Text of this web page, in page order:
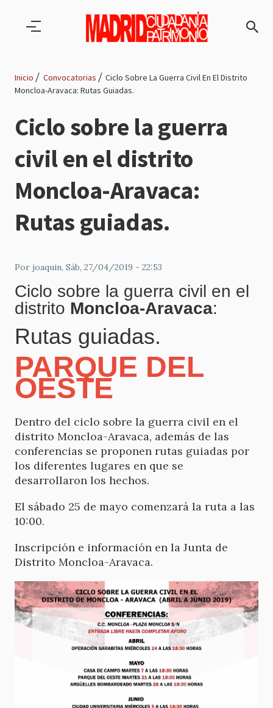
de
navegación
Inicio Convocatorias
Ciclo Sobre La Guerra Civil En El Distrito
Moncloa-Aravaca: Rutas Guiadas.
Ciclo sobre la guerra
civil en el distrito
Moncloa-Aravaca:
Rutas guiadas.
Por joaquin, Sáb, 27/04/2019 - 22:53
Ciclo sobre la guerra civil en el
distrito Moncloa-Aravaca:
Rutas guiadas.
PARQUE DEL
OESTE
Dentro del ciclo sobre la guerra civil en el
distrito Moncloa-Aravaca, además de las
conferencias se proponen rutas guiadas por
los diferentes lugares en que se
desarrollaron los hechos.
El sábado 25 de mayo comenzará la ruta a las
10:00.
Inscripción e información en la Junta de
Distrito Moncloa-Aravaca.